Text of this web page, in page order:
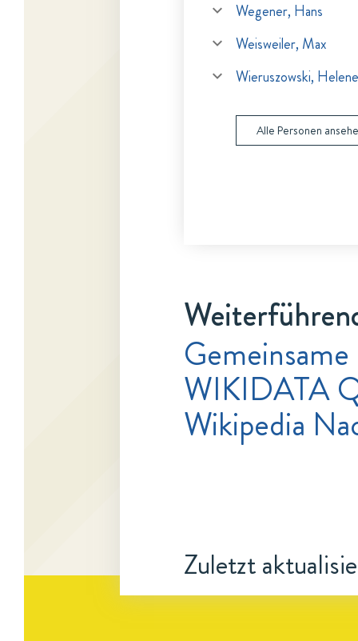
Wegener, Hans
Weisweiler, Max
Wieruszowski, Helene
Alle Personen
WIKIDATA
Wikipedia
Zuletzt